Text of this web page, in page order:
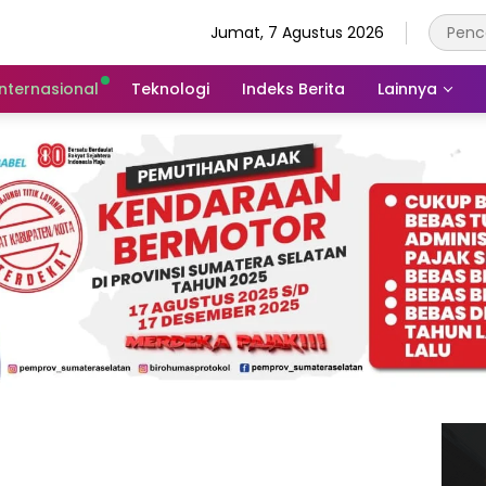
Jumat, 7 Agustus 2026
Teknologi Indeks Berita Lainnya